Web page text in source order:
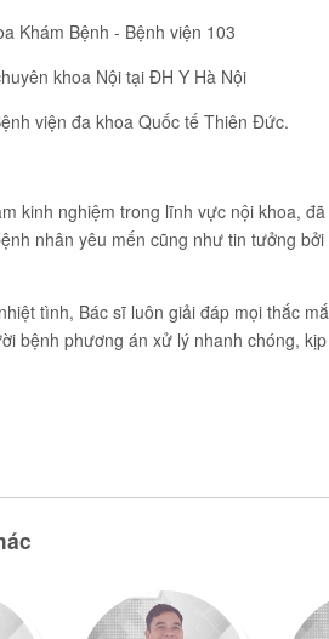
Khám Bệnh - Bệnh viện 103
khoa Nội tại ĐH Y Hà Nội
viện đa khoa Quốc tế Thiên Đức.
kinh nghiệm trong lĩnh vực nội khoa,
nhân yêu mến cũng như tin tưởng
tình, Bác sĩ luôn giải đáp mọi thắc
bệnh phương án xử lý nhanh chóng,